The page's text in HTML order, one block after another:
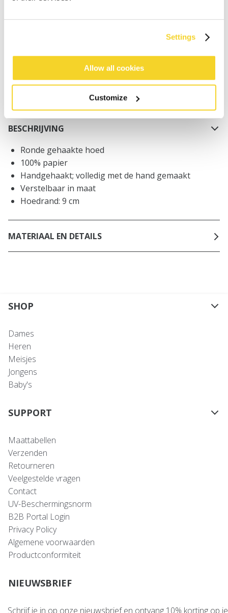
Settings
Allow all cookies
Customize
Bestellingen die op werkdagen vóór 12:00 uur
Binnen 30 dagen retourneren
BESCHRIJVING
Ronde gehaakte hoed
100% papier
Handgehaakt; volledig met de hand gemaakt
Verstelbaar in maat
Hoedrand: 9 cm
MATERIAAL EN DETAILS
SHOP
Dames
Heren
Meisjes
Jongens
Baby's
SUPPORT
Maattabellen
Verzenden
Retourneren
Veelgestelde vragen
Contact
UV-Beschermingsnorm
B2B Portal Login
Privacy Policy
Algemene voorwaarden
Productconformiteit
NIEUWSBRIEF
Schrijf je in op onze nieuwsbrief en ontvang 10% korting op je